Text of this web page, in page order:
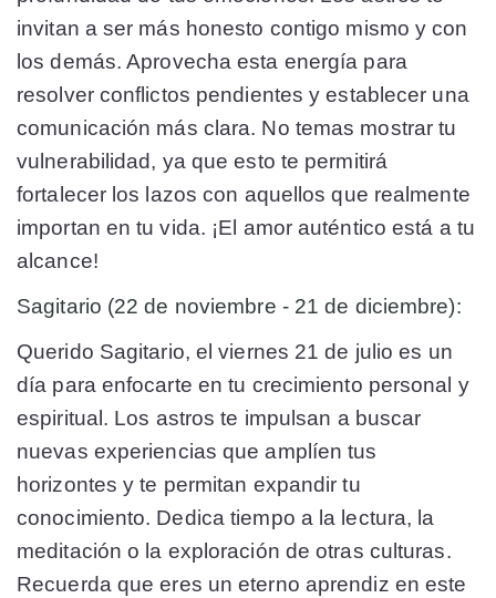
invitan a ser más honesto contigo mismo y con
los demás. Aprovecha esta energía para
resolver conflictos pendientes y establecer una
comunicación más clara. No temas mostrar tu
vulnerabilidad, ya que esto te permitirá
fortalecer los lazos con aquellos que realmente
importan en tu vida. ¡El amor auténtico está a tu
alcance!
Sagitario (22 de noviembre - 21 de diciembre):
Querido Sagitario, el viernes 21 de julio es un
día para enfocarte en tu crecimiento personal y
espiritual. Los astros te impulsan a buscar
nuevas experiencias que amplíen tus
horizontes y te permitan expandir tu
conocimiento. Dedica tiempo a la lectura, la
meditación o la exploración de otras culturas.
Recuerda que eres un eterno aprendiz en este